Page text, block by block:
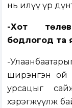
нь илүү үр
-Хот
бодлогод та
-
ширэнгэн ой
урсацыг
хэрэгжүүлж